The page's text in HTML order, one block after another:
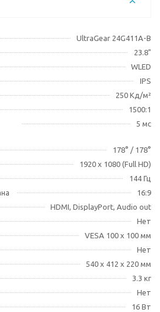
UltraGear 24G411A-B
23.8"
WLED
IPS
250 Кд/м²
1500:1
5 мс
178° / 178°
1920 x 1080 (Full HD)
144 Гц
16:9
HDMI, DisplayPort, Audio out
Нет
VESA 100 x 100 мм
Нет
540 x 412 x 220 мм
3.3 кг
Нет
16 Вт